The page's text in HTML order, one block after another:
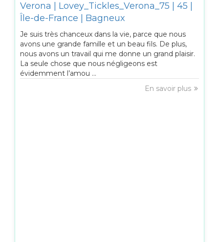
Verona | Lovey_Tickles_Verona_75 | 45 |
Île-de-France | Bagneux
Je suis très chanceux dans la vie, parce que nous
avons une grande famille et un beau fils. De plus,
nous avons un travail qui me donne un grand plaisir.
La seule chose que nous négligeons est
évidemment l’amou ...
En savoir plus